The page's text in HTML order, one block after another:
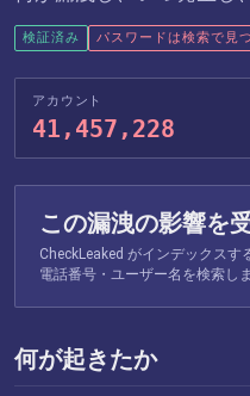
検証済み パスワードは検索で見
アカウント
41,457,228
この漏洩の影響を
CheckLeaked がインデックスす
電話番号・ユーザー名を検索しま
何が起きたか